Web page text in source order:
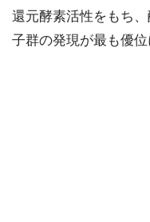
還元酵素活性をもち
子群の発現が最も優位